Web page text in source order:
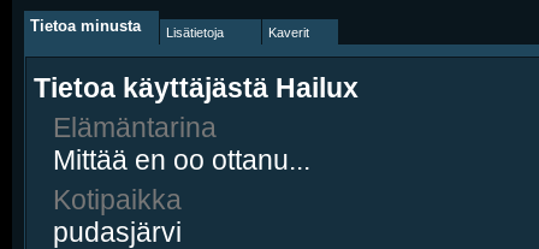
Tietoa minusta Lisätietoja Kaverit
Tietoa käyttäjästä Hailux
Elämäntarina
Mittää en oo ottanu...
Kotipaikka
pudasjärvi